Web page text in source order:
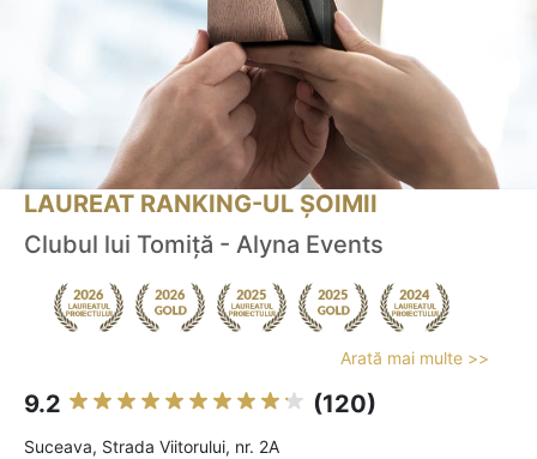
LAUREAT RANKING-UL ȘOIMII
Clubul lui Tomiță - Alyna Events
Arată mai multe >>
9.2 (120)
Suceava, Strada Viitorului, nr. 2A